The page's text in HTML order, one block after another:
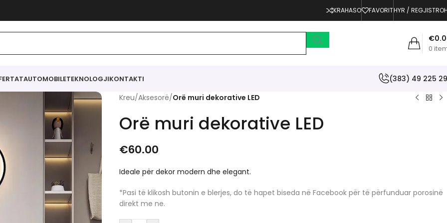
KRAHASO FAVORITHYR /
0
€
AUTOMOBILETEKNOLOGJIKONTAKTI (383) 49 225
Kreu/Aksesorë/Orë muri dekorative LED
Orë muri dekorative LED
€60.00
Ideale për dekor modern dhe elegant.
*Pasi të klikosh butonin e blerjes, do të hapet biseda në Facebook për të përfunduar porosinë
direkt me ne.